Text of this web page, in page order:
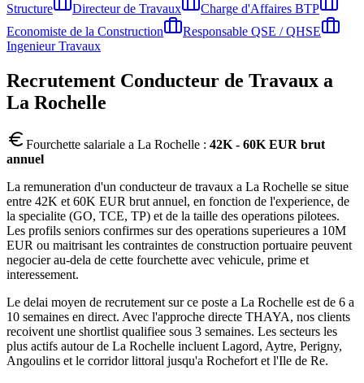
Structure
Directeur de Travaux
Charge d'Affaires BTP
Economiste de la Construction
Responsable QSE / QHSE
Ingenieur Travaux
Recrutement Conducteur de Travaux a
La Rochelle
Fourchette salariale a La Rochelle : 42K - 60K EUR brut
annuel
La remuneration d'un conducteur de travaux a La Rochelle se situe
entre 42K et 60K EUR brut annuel, en fonction de l'experience, de
la specialite (GO, TCE, TP) et de la taille des operations pilotees.
Les profils seniors confirmes sur des operations superieures a 10M
EUR ou maitrisant les contraintes de construction portuaire peuvent
negocier au-dela de cette fourchette avec vehicule, prime et
interessement.
Le delai moyen de recrutement sur ce poste a La Rochelle est de 6 a
10 semaines en direct. Avec l'approche directe THAYA, nos clients
recoivent une shortlist qualifiee sous 3 semaines. Les secteurs les
plus actifs autour de La Rochelle incluent Lagord, Aytre, Perigny,
Angoulins et le corridor littoral jusqu'a Rochefort et l'Ile de Re.